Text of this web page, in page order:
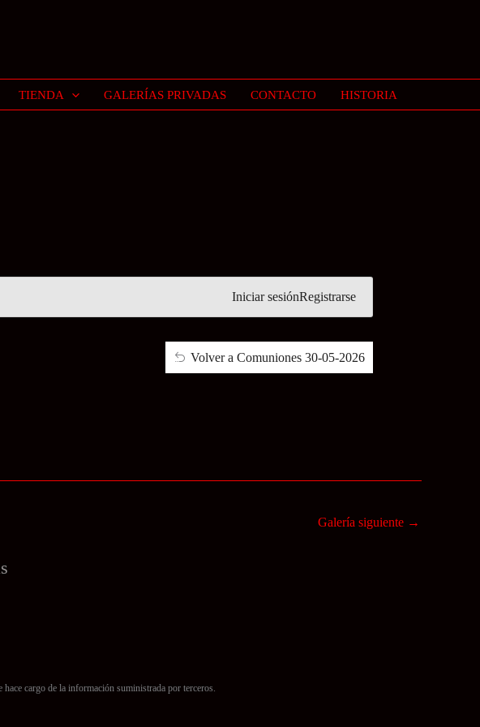
TIENDA GALERÍAS PRIVADAS CONTACTO HISTORIA
Iniciar sesiónRegistrarse
Volver a Comuniones 30-05-2026
Galería siguiente →
hace cargo de la información suministrada por terceros.